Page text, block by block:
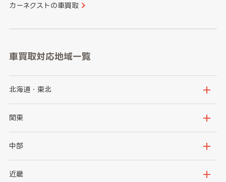
カーネクストの車買取
車買取対応地域一覧
北海道・東北
北海道
岩手県
秋田県
関東
茨城県
群馬県
中部
新潟県
近畿